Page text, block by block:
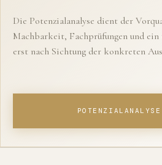
Die Potenzialanalyse dient der
Machbarkeit, Fachprüfungen und
erst nach Sichtung der konkreten